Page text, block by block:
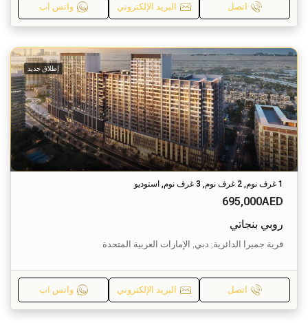
اتصل البريد الإلكتروني واتس اب
إطلاق جديد
1 غرف نوم, 2 غرف نوم, 3 غرف نوم, استوديو
695,000AED
روبي بنجاتي
قرية جميرا الدائرية, دبي, الإمارات العربية المتحدة
اتصل البريد الإلكتروني واتس اب